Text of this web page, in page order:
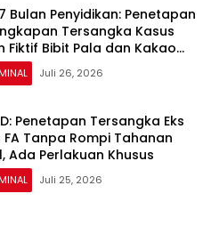
Bulan Penyidikan: Penetapan
Tersangka Kasus
Fiktif Bibit Pala dan Kakao
Dipertanyakan
Juli 26, 2026
Penetapan Tersangka Eks
Tanpa Rompi Tahanan
Ada Perlakuan Khusus
Juli 25, 2026